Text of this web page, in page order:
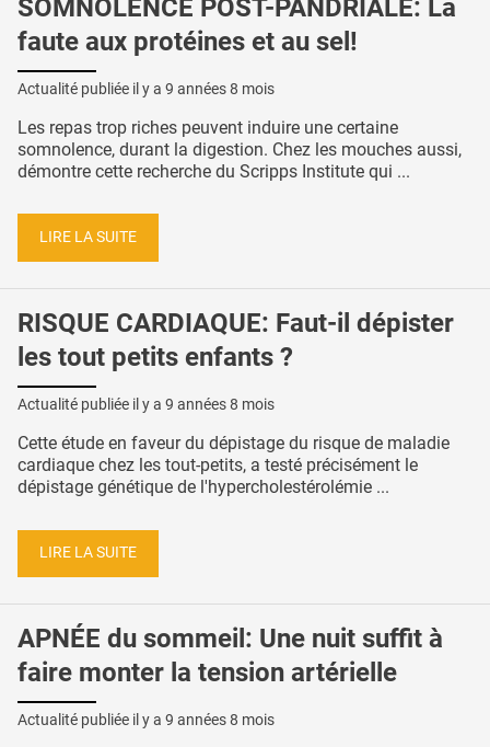
SOMNOLENCE POST-PANDRIALE: La
faute aux protéines et au sel!
Actualité publiée il y a 9 années 8 mois
Les repas trop riches peuvent induire une certaine
somnolence, durant la digestion. Chez les mouches aussi,
démontre cette recherche du Scripps Institute qui ...
LIRE LA SUITE
RISQUE CARDIAQUE: Faut-il dépister
les tout petits enfants ?
Actualité publiée il y a 9 années 8 mois
Cette étude en faveur du dépistage du risque de maladie
cardiaque chez les tout-petits, a testé précisément le
dépistage génétique de l'hypercholestérolémie ...
LIRE LA SUITE
APNÉE du sommeil: Une nuit suffit à
faire monter la tension artérielle
Actualité publiée il y a 9 années 8 mois